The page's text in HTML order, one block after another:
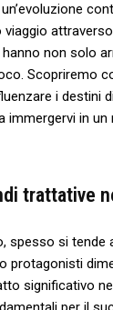
non solo
Scopriremo
i‍ destini
immergervi ⁤in
‍trattative
spesso‌ si⁣
​protagonisti
significativo